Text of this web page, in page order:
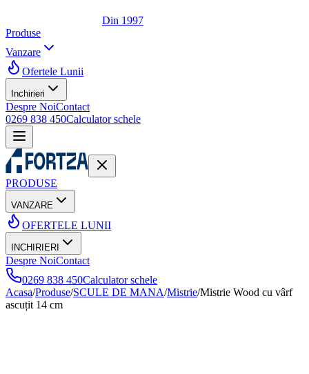
Din 1997
Produse
Vanzare
Ofertele Lunii
Inchirieri
Despre NoiContact
0269 838 450Calculator schele
PRODUSE
VANZARE
OFERTELE LUNII
INCHIRIERI
Despre NoiContact
0269 838 450Calculator schele
Acasa/Produse/SCULE DE MANA/Mistrie/Mistrie Wood cu vârf
ascuțit 14 cm